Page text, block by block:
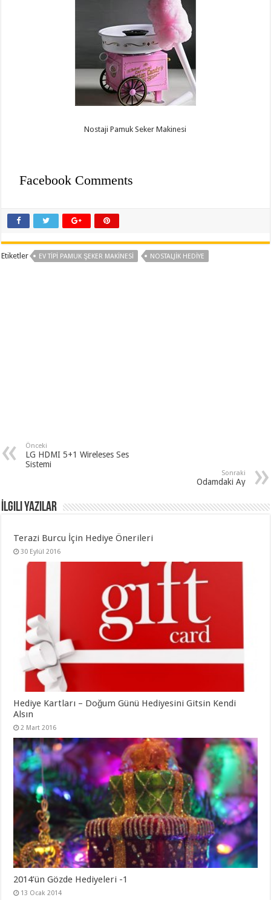
Nostaji Pamuk Seker Makinesi
Facebook Comments
Etiketler EV TIPI PAMUK ŞEKER MAKINESI NOSTALJIK HEDIYE
Önceki
LG HDMI 5+1 Wireleses Ses
Sistemi
Sonraki
Odamdaki Ay
İlgili Yazılar
Terazi Burcu İçin Hediye Önerileri
30 Eylül 2016
Hediye Kartları – Doğum Günü Hediyesini Gitsin Kendi
Alsın
2 Mart 2016
2014’ün Gözde Hediyeleri -1
13 Ocak 2014